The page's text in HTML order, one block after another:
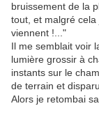
bruissement de la
tout, et malgré cela
viennent !..."
Il me semblait voir
lumière grossir à
instants sur le
de terrain et
Alors je retombai